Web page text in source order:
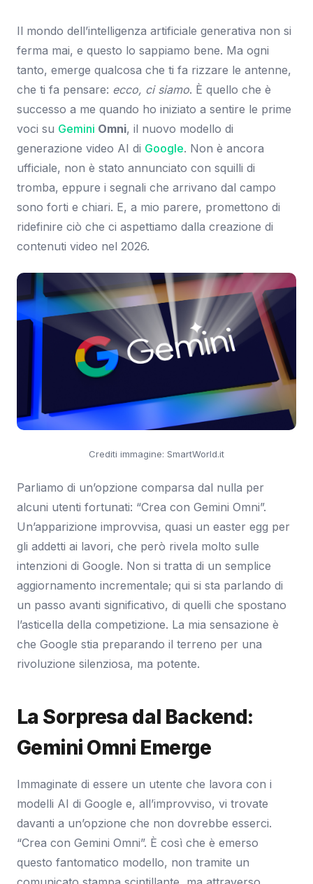
Il mondo dell’intelligenza artificiale generativa non si
ferma mai, e questo lo sappiamo bene. Ma ogni
tanto, emerge qualcosa che ti fa rizzare le antenne,
che ti fa pensare: ecco, ci siamo. È quello che è
successo a me quando ho iniziato a sentire le prime
voci su Gemini Omni, il nuovo modello di
generazione video AI di Google. Non è ancora
ufficiale, non è stato annunciato con squilli di
tromba, eppure i segnali che arrivano dal campo
sono forti e chiari. E, a mio parere, promettono di
ridefinire ciò che ci aspettiamo dalla creazione di
contenuti video nel 2026.
Crediti immagine: SmartWorld.it
Parliamo di un’opzione comparsa dal nulla per
alcuni utenti fortunati: “Crea con Gemini Omni”.
Un’apparizione improvvisa, quasi un easter egg per
gli addetti ai lavori, che però rivela molto sulle
intenzioni di Google. Non si tratta di un semplice
aggiornamento incrementale; qui si sta parlando di
un passo avanti significativo, di quelli che spostano
l’asticella della competizione. La mia sensazione è
che Google stia preparando il terreno per una
rivoluzione silenziosa, ma potente.
La Sorpresa dal Backend:
Gemini Omni Emerge
Immaginate di essere un utente che lavora con i
modelli AI di Google e, all’improvviso, vi trovate
davanti a un’opzione che non dovrebbe esserci.
“Crea con Gemini Omni”. È così che è emerso
questo fantomatico modello, non tramite un